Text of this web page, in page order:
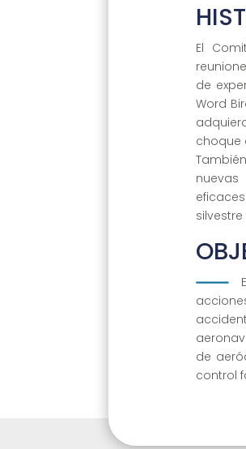
El
de
Word
choque
El
de
control